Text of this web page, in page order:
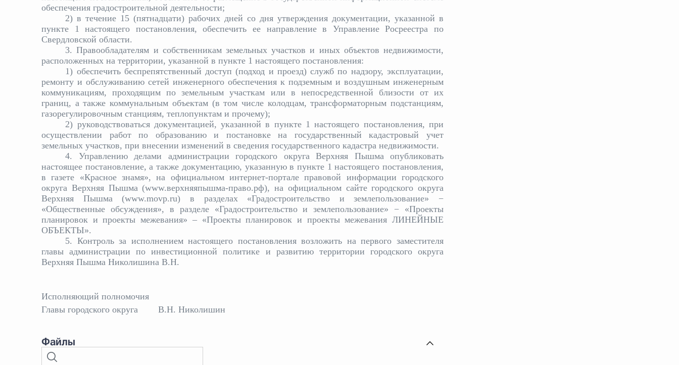
обеспечения градостроительной деятельности;
2) в течение 15 (пятнадцати) рабочих дней со дня утверждения документации, указанной в
пункте 1 настоящего постановления, обеспечить ее направление в Управление Росреестра по
Свердловской области.
3. Правообладателям и собственникам земельных участков и иных объектов недвижимости,
расположенных на территории, указанной в пункте 1 настоящего постановления:
1) обеспечить беспрепятственный доступ (подход и проезд) служб по надзору, эксплуатации,
ремонту и обслуживанию сетей инженерного обеспечения к подземным и воздушным инженерным
коммуникациям, проходящим по земельным участкам или в непосредственной близости от их
границ, а также коммунальным объектам (в том числе колодцам, трансформаторным подстанциям,
газорегулировочным станциям, теплопунктам и прочему);
2) руководствоваться документацией, указанной в пункте 1 настоящего постановления, при
осуществлении работ по образованию и постановке на государственный кадастровый учет
земельных участков, при внесении изменений в сведения государственного кадастра недвижимости.
4. Управлению делами администрации городского округа Верхняя Пышма опубликовать
настоящее постановление, а также документацию, указанную в пункте 1 настоящего постановления,
в газете «Красное знамя», на официальном интернет-портале правовой информации городского
округа Верхняя Пышма (www.верхняяпышма-право.рф), на официальном сайте городского округа
Верхняя Пышма (www.movp.ru) в разделах «Градостроительство и землепользование» −
«Общественные обсуждения», в разделе «Градостроительство и землепользование» − «Проекты
планировок и проекты межевания» – «Проекты планировок и проекты межевания ЛИНЕЙНЫЕ
ОБЪЕКТЫ».
5. Контроль за исполнением настоящего постановления возложить на первого заместителя
главы администрации по инвестиционной политике и развитию территории городского округа
Верхняя Пышма Николишина В.Н.
Исполняющий полномочия
Главы городского округа В.Н. Николишин
Файлы